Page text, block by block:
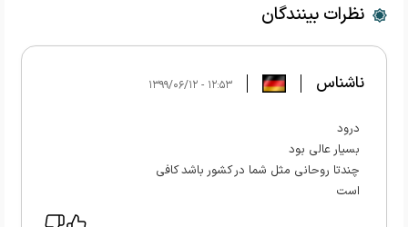
نظرات بینندگان
ناشناس ۱۲:۵۳ - ۱۳۹۹/۰۶/۱۲
درود
بسیار عالی بود
چندتا روحانی مثل شما در کشور باشد کافی
است